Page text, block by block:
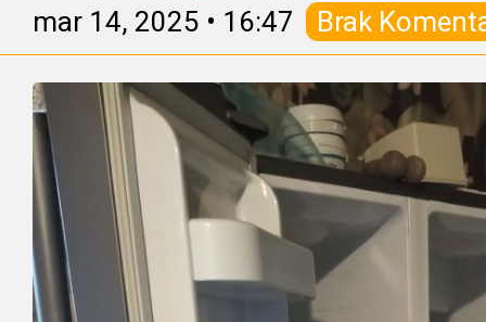
mar 14, 2025 • 16:47 Brak